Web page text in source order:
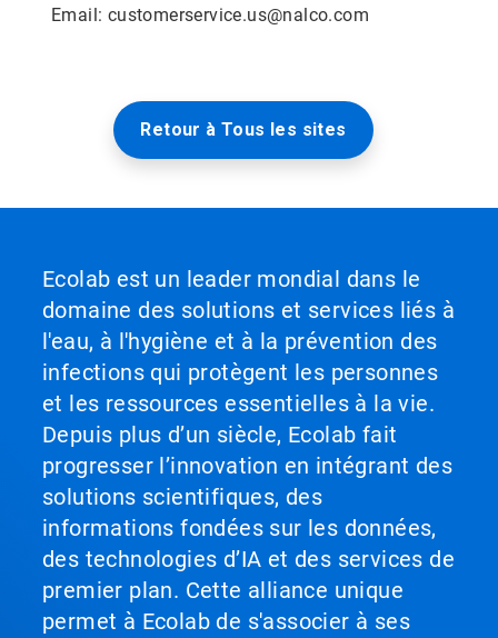
Email: customerservice.us@nalco.com
Retour à Tous les sites
Ecolab est un leader mondial dans le
domaine des solutions et services liés à
l'eau, à l'hygiène et à la prévention des
infections qui protègent les personnes
et les ressources essentielles à la vie.
Depuis plus d’un siècle, Ecolab fait
progresser l’innovation en intégrant des
solutions scientifiques, des
informations fondées sur les données,
des technologies d’IA et des services de
premier plan. Cette alliance unique
permet à Ecolab de s'associer à ses